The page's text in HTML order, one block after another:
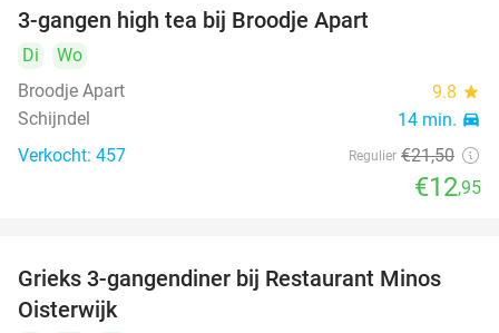
3-gangen high tea bij Broodje Apart
Di
Wo
Broodje Apart
9.8 star
Schijndel 14 min. directions_car
Verkocht: 457 Regulier €21,50
€12,95
30%
Grieks 3-gangendiner bij Restaurant Minos
Oisterwijk